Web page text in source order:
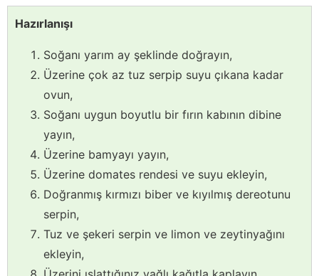
Hazırlanışı
Soğanı yarım ay şeklinde doğrayın,
Üzerine çok az tuz serpip suyu çıkana kadar
ovun,
Soğanı uygun boyutlu bir fırın kabının dibine
yayın,
Üzerine bamyayı yayın,
Üzerine domates rendesi ve suyu ekleyin,
Doğranmış kırmızı biber ve kıyılmış dereotunu
serpin,
Tuz ve şekeri serpin ve limon ve zeytinyağını
ekleyin,